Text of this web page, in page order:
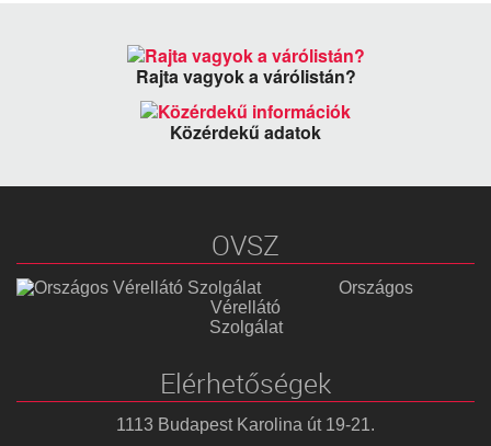
Rajta vagyok a várólistán?
Közérdekű adatok
OVSZ
Országos
Vérellátó
Szolgálat
Elérhetőségek
1113 Budapest Karolina út 19-21.